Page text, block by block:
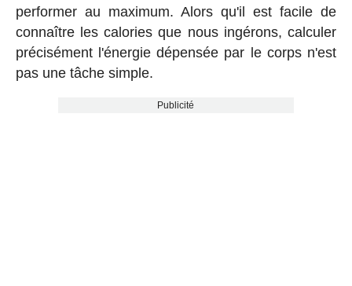
performer au maximum. Alors qu'il est facile de
connaître les calories que nous ingérons, calculer
précisément l'énergie dépensée par le corps n'est
pas une tâche simple.
Publicité